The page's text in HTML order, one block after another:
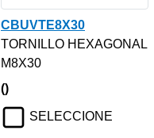
CBUVTE8X30
TORNILLO HEXAGONAL
M8X30
()
SELECCIONE